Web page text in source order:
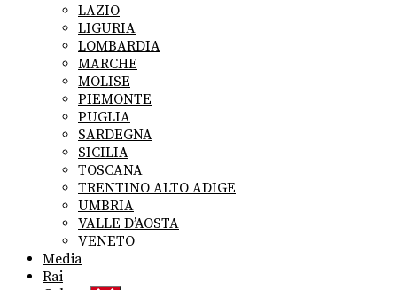
LAZIO
LIGURIA
LOMBARDIA
MARCHE
MOLISE
PIEMONTE
PUGLIA
SARDEGNA
SICILIA
TOSCANA
TRENTINO ALTO ADIGE
UMBRIA
VALLE D’AOSTA
VENETO
Media
Rai